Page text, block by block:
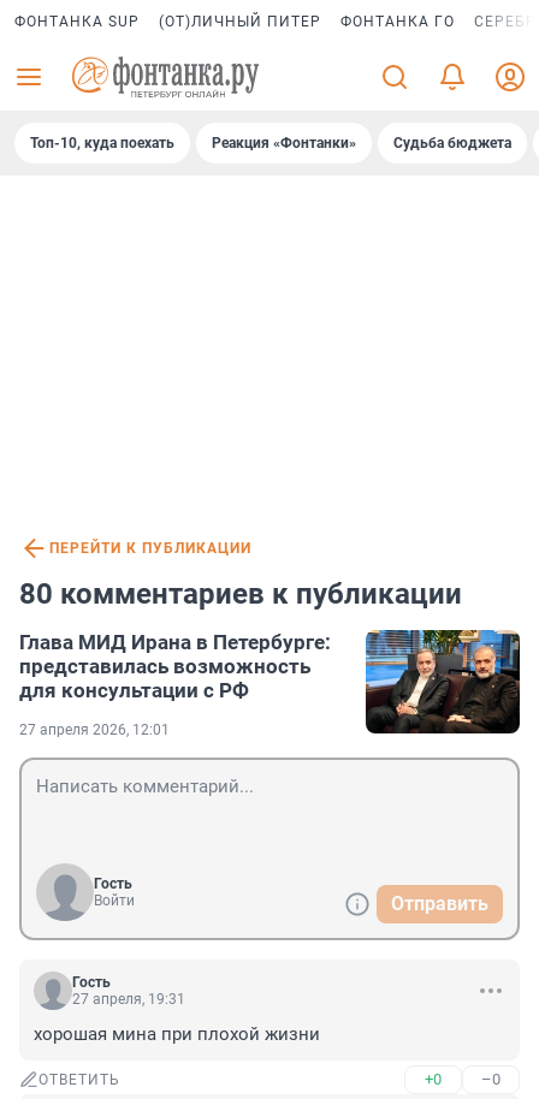
ФОНТАНКА SUP (ОТ)ЛИЧНЫЙ ПИТЕР ФОНТАНКА ГО
Топ-10, куда поехать Реакция «Фонтанки» Судьба бюджета
ПЕРЕЙТИ К ПУБЛИКАЦИИ
80 комментариев к публикации
Глава МИД Ирана в Петербурге:
представилась возможность
для консультации с РФ
27 апреля 2026, 12:01
Гость
Войти
Отправить
Гость
27 апреля, 19:31
хорошая мина при плохой жизни
ОТВЕТИТЬ +0 –0